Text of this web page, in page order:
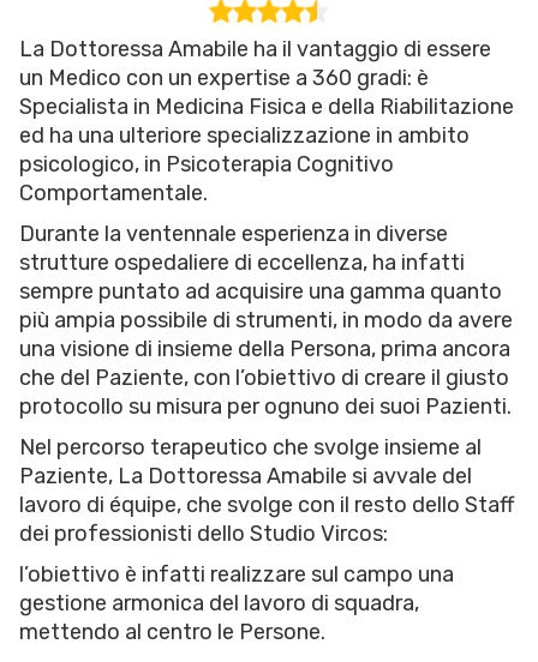
La Dottoressa Amabile ha il vantaggio di essere
un Medico con un expertise a 360 gradi: è
Specialista in Medicina Fisica e della Riabilitazione
ed ha una ulteriore specializzazione in ambito
psicologico, in Psicoterapia Cognitivo
Comportamentale.
Durante la ventennale esperienza in diverse
strutture ospedaliere di eccellenza, ha infatti
sempre puntato ad acquisire una gamma quanto
più ampia possibile di strumenti, in modo da avere
una visione di insieme della Persona, prima ancora
che del Paziente, con l’obiettivo di creare il giusto
protocollo su misura per ognuno dei suoi Pazienti.
Nel percorso terapeutico che svolge insieme al
Paziente, La Dottoressa Amabile si avvale del
lavoro di équipe, che svolge con il resto dello Staff
dei professionisti dello Studio Vircos:
l’obiettivo è infatti realizzare sul campo una
gestione armonica del lavoro di squadra,
mettendo al centro le Persone.